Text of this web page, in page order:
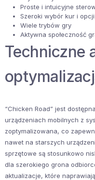
Proste i intuicyjne
Szeroki wybór kur i
Wiele trybów gry
Aktywna społeczność
Techniczne
“Chicken Road” jest
urządzeniach mobilnych z
zoptymalizowana, co
nawet na starszych
sprzętowe są stosunkowo
dla szerokiego grona
aktualizacje, które